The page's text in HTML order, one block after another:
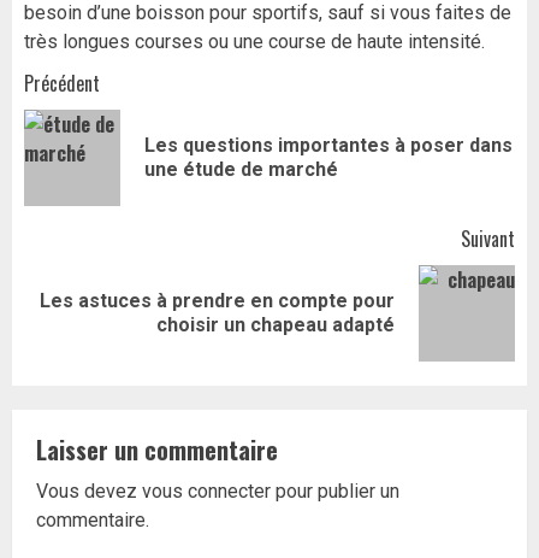
besoin d’une boisson pour sportifs, sauf si vous faites de
très longues courses ou une course de haute intensité.
Navigation
d’article
Précédent
Les questions importantes à poser dans
une étude de marché
Suivant
Article
Les astuces à prendre en compte pour
choisir un chapeau adapté
Laisser un commentaire
Vous devez vous connecter pour publier un
commentaire.